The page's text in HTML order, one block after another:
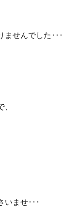
ませんでした･･
、
いませ･･･